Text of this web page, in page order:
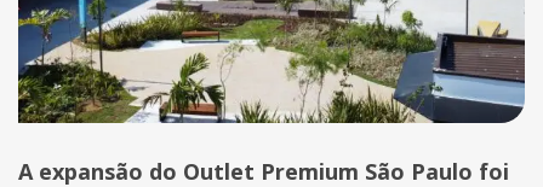
A expansão do Outlet Premium São Paulo foi